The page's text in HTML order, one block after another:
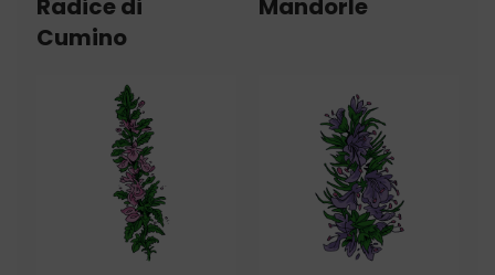
Radice di
Cumino
Mandorle